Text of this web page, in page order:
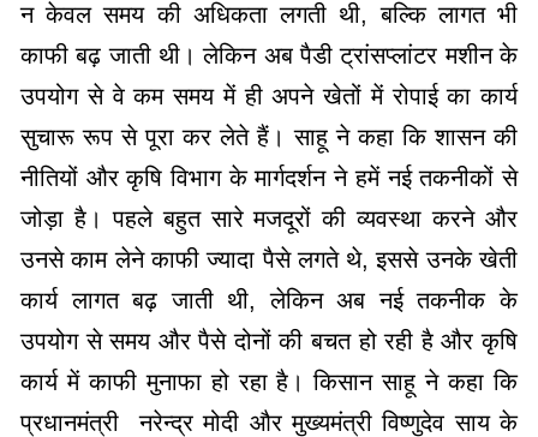
न केवल समय की अधिकता लगती थी, बल्कि लागत भी
काफी बढ़ जाती थी। लेकिन अब पैडी ट्रांसप्लांटर मशीन के
उपयोग से वे कम समय में ही अपने खेतों में रोपाई का कार्य
सुचारू रूप से पूरा कर लेते हैं। साहू ने कहा कि शासन की
नीतियों और कृषि विभाग के मार्गदर्शन ने हमें नई तकनीकों से
जोड़ा है। पहले बहुत सारे मजदूरों की व्यवस्था करने और
उनसे काम लेने काफी ज्यादा पैसे लगते थे, इससे उनके खेती
कार्य लागत बढ़ जाती थी, लेकिन अब नई तकनीक के
उपयोग से समय और पैसे दोनों की बचत हो रही है और कृषि
कार्य में काफी मुनाफा हो रहा है। किसान साहू ने कहा कि
प्रधानमंत्री नरेन्द्र मोदी और मुख्यमंत्री विष्णुदेव साय के